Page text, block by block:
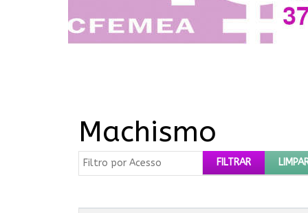
Machismo
Filtro por Acesso FILTRAR